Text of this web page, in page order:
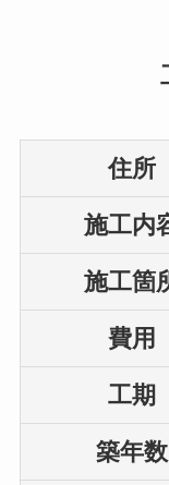
住所
施工内
施工箇
費用
工期
築年数